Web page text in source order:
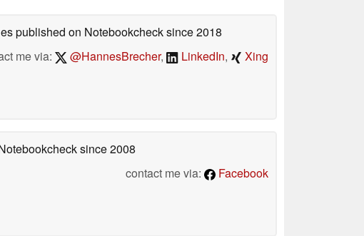
published on Notebookchecksince 2018
me via:
@HannesBrecher, LinkedIn, Xing
since 2008
contact me via:
Facebook